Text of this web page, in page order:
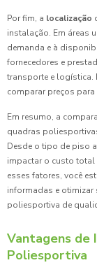
Por fim, a localização
instalação. Em áreas
demanda e à
fornecedores e
transporte e logística.
comparar preços
Em resumo, a
quadras
Desde o tipo de piso
impactar o custo
esses fatores, você
informadas e otimizar
poliesportiva de
Vantagens de
Poliesportiva